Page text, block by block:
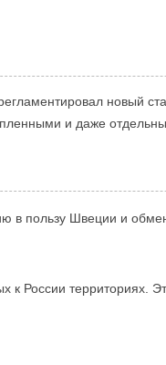
новый
и даже
в пользу Швеции и
России территориях.